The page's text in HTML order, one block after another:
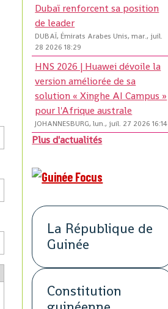
Dubaï renforcent sa position
de leader
DUBAÏ, Émirats Arabes Unis, mar., juil.
28 2026 18:29
HNS 2026 | Huawei dévoile la
version améliorée de sa
solution « Xinghe AI Campus »
pour l'Afrique australe
JOHANNESBURG, lun., juil. 27 2026 16:14
Plus d'actualités
La République de
Guinée
Constitution